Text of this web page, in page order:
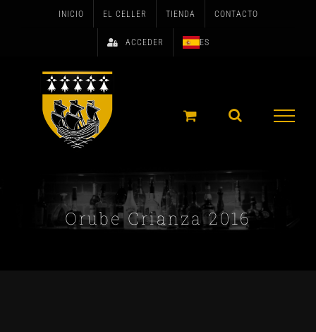
INICIO EL CELLER TIENDA CONTACTO
ACCEDER ES
Orube Crianza 2016